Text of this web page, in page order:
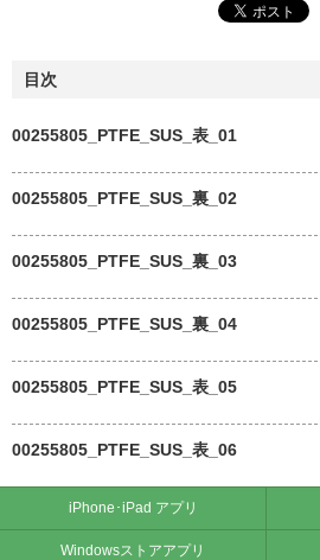
目次
00255805_PTFE_SUS_表_01
00255805_PTFE_SUS_裏_02
00255805_PTFE_SUS_裏_03
00255805_PTFE_SUS_裏_04
00255805_PTFE_SUS_表_05
00255805_PTFE_SUS_表_06
iPhone･iPad アプリ
Windowsストアアプリ